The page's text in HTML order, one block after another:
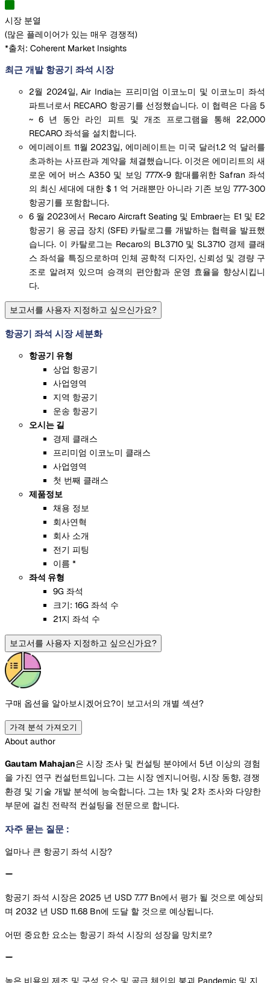
시장 분열
(많은 플레이어가 있는 매우 경쟁적)
*출처: Coherent Market Insights
최근 개발 항공기 좌석 시장
2월 2024일, Air India는 프리미엄 이코노미 및 이코노미 좌석
파트너로서 RECARO 항공기를 선정했습니다. 이 협력은 다음 5
~ 6 년 동안 라인 피트 및 개조 프로그램을 통해 22,000
RECARO 좌석을 설치합니다.
에미레이트 11월 2023일, 에미레이트는 미국 달러1.2 억 달러를
초과하는 사프란과 계약을 체결했습니다. 이것은 에미리트의 새
로운 에어 버스 A350 및 보잉 777X-9 함대를위한 Safran 좌석
의 최신 세대에 대한 $ 1 억 거래뿐만 아니라 기존 보잉 777-300
항공기를 포함합니다.
6 월 2023에서 Recaro Aircraft Seating 및 Embraer는 E1 및 E2
항공기 용 공급 장치 (SFE) 카탈로그를 개발하는 협력을 발표했
습니다. 이 카탈로그는 Recaro의 BL3710 및 SL3710 경제 클래
스 좌석을 특징으로하며 인체 공학적 디자인, 신뢰성 및 경량 구
조로 알려져 있으며 승객의 편안함과 운영 효율을 향상시킵니
다.
보고서를 사용자 지정하고 싶으신가요?
항공기 좌석 시장 세분화
항공기 유형
상업 항공기
사업영역
지역 항공기
운송 항공기
오시는 길
경제 클래스
프리미엄 이코노미 클래스
사업영역
첫 번째 클래스
제품정보
채용 정보
회사연혁
회사 소개
전기 피팅
이름 *
좌석 유형
9G 좌석
크기: 16G 좌석 수
21지 좌석 수
보고서를 사용자 지정하고 싶으신가요?
구매 옵션을 알아보시겠어요?이 보고서의 개별 섹션?
가격 분석 가져오기
About author
Gautam Mahajan은 시장 조사 및 컨설팅 분야에서 5년 이상의 경험
을 가진 연구 컨설턴트입니다. 그는 시장 엔지니어링, 시장 동향, 경쟁
환경 및 기술 개발 분석에 능숙합니다. 그는 1차 및 2차 조사와 다양한
부문에 걸친 전략적 컨설팅을 전문으로 합니다.
자주 묻는 질문 :
얼마나 큰 항공기 좌석 시장?
항공기 좌석 시장은 2025 년 USD 7.77 Bn에서 평가 될 것으로 예상되
며 2032 년 USD 11.68 Bn에 도달 할 것으로 예상됩니다.
어떤 중요한 요소는 항공기 좌석 시장의 성장을 망치로?
높은 비용의 제조 및 구성 요소 및 공급 체인의 붕괴 Pandemic 및 지